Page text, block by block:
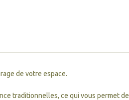
de votre espace.
traditionnelles, ce qui vous permet de